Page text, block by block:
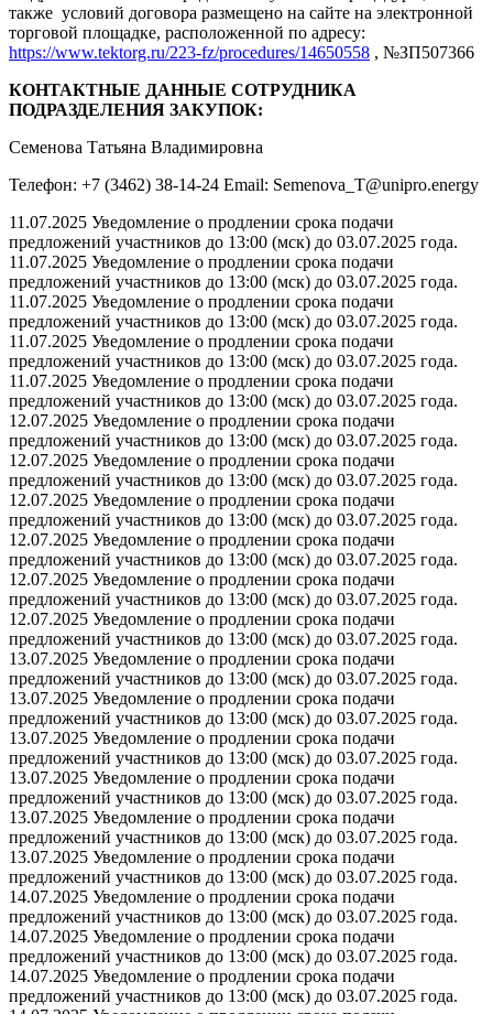
также условий договора размещено на сайте на электронной
торговой площадке, расположенной по адресу:
https://www.tektorg.ru/223-fz/procedures/14650558 , №ЗП507366
КОНТАКТНЫЕ ДАННЫЕ СОТРУДНИКА
ПОДРАЗДЕЛЕНИЯ ЗАКУПОК:
Семенова Татьяна Владимировна
Телефон: +7 (3462) 38-14-24 Email: Semenova_T@unipro.energy
11.07.2025 Уведомление о продлении срока подачи
предложений участников до 13:00 (мск) до 03.07.2025 года.
11.07.2025 Уведомление о продлении срока подачи
предложений участников до 13:00 (мск) до 03.07.2025 года.
11.07.2025 Уведомление о продлении срока подачи
предложений участников до 13:00 (мск) до 03.07.2025 года.
11.07.2025 Уведомление о продлении срока подачи
предложений участников до 13:00 (мск) до 03.07.2025 года.
11.07.2025 Уведомление о продлении срока подачи
предложений участников до 13:00 (мск) до 03.07.2025 года.
12.07.2025 Уведомление о продлении срока подачи
предложений участников до 13:00 (мск) до 03.07.2025 года.
12.07.2025 Уведомление о продлении срока подачи
предложений участников до 13:00 (мск) до 03.07.2025 года.
12.07.2025 Уведомление о продлении срока подачи
предложений участников до 13:00 (мск) до 03.07.2025 года.
12.07.2025 Уведомление о продлении срока подачи
предложений участников до 13:00 (мск) до 03.07.2025 года.
12.07.2025 Уведомление о продлении срока подачи
предложений участников до 13:00 (мск) до 03.07.2025 года.
12.07.2025 Уведомление о продлении срока подачи
предложений участников до 13:00 (мск) до 03.07.2025 года.
13.07.2025 Уведомление о продлении срока подачи
предложений участников до 13:00 (мск) до 03.07.2025 года.
13.07.2025 Уведомление о продлении срока подачи
предложений участников до 13:00 (мск) до 03.07.2025 года.
13.07.2025 Уведомление о продлении срока подачи
предложений участников до 13:00 (мск) до 03.07.2025 года.
13.07.2025 Уведомление о продлении срока подачи
предложений участников до 13:00 (мск) до 03.07.2025 года.
13.07.2025 Уведомление о продлении срока подачи
предложений участников до 13:00 (мск) до 03.07.2025 года.
13.07.2025 Уведомление о продлении срока подачи
предложений участников до 13:00 (мск) до 03.07.2025 года.
14.07.2025 Уведомление о продлении срока подачи
предложений участников до 13:00 (мск) до 03.07.2025 года.
14.07.2025 Уведомление о продлении срока подачи
предложений участников до 13:00 (мск) до 03.07.2025 года.
14.07.2025 Уведомление о продлении срока подачи
предложений участников до 13:00 (мск) до 03.07.2025 года.